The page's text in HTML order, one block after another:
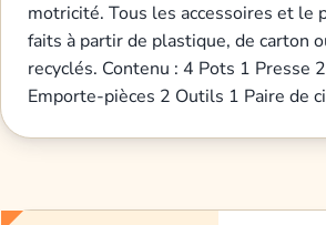
motricité. Tous les accessoires et le
faits à partir de plastique, de carton
recyclés. Contenu : 4 Pots 1 Presse
Emporte-pièces 2 Outils 1 Paire de